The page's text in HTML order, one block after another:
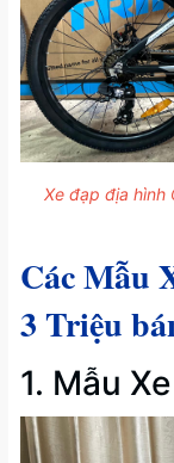
Xe đạp địa hình
Các Mẫu
3 Triệu
1. Mẫu